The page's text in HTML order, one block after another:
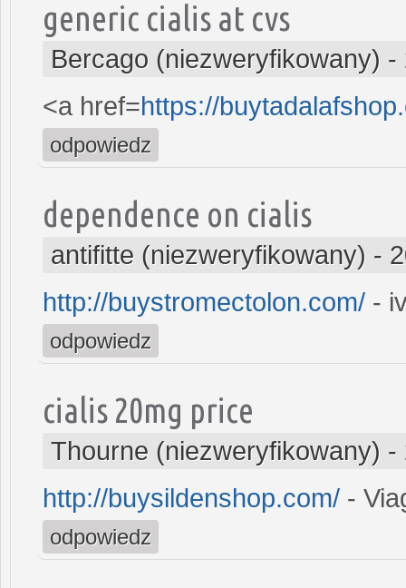
generic cialis at cvs
Bercago (niezweryfikowany) -
<a href=https://
odpowiedz
dependence on cialis
antifitte (niezweryfikowany) -
http://buystromectolon.com/ -
odpowiedz
cialis 20mg price
Thourne (niezweryfikowany) -
http://buysildenshop.com/ -
odpowiedz